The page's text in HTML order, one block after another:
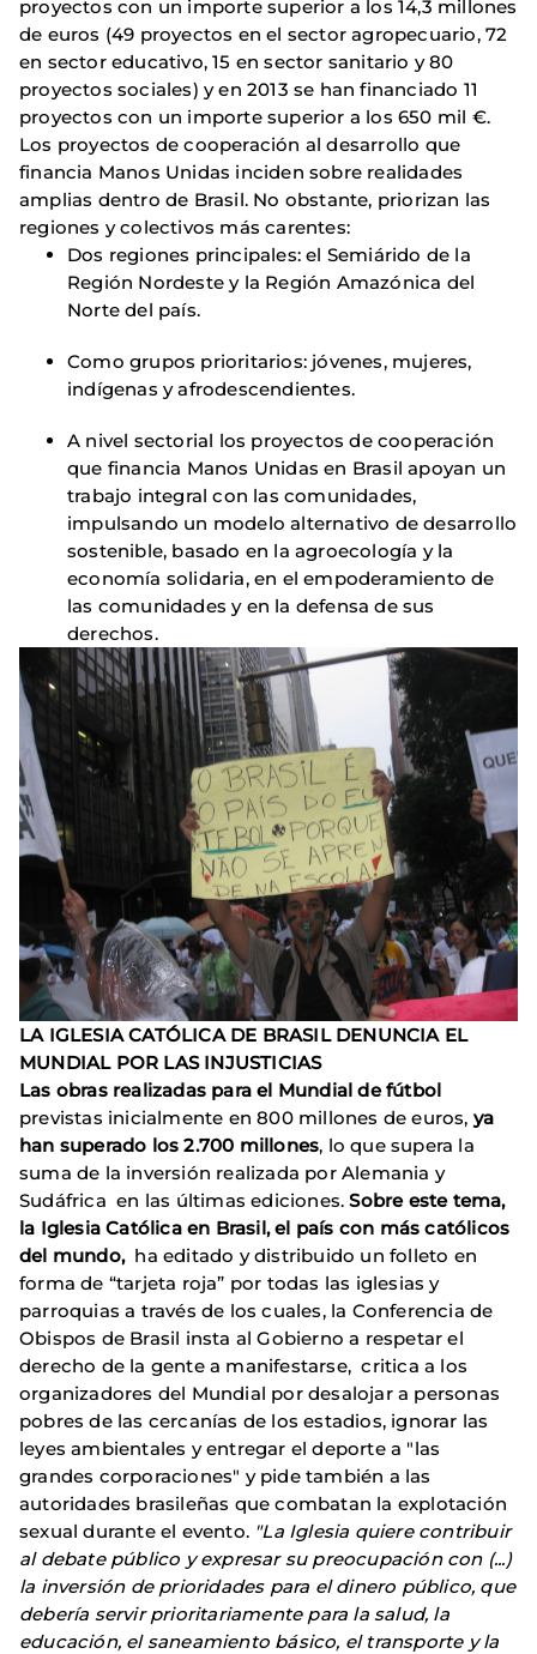
proyectos con un importe superior a los 14,3 millones
de euros (49 proyectos en el sector agropecuario, 72
en sector educativo, 15 en sector sanitario y 80
proyectos sociales) y en 2013 se han financiado 11
proyectos con un importe superior a los 650 mil €.
Los proyectos de cooperación al desarrollo que
financia Manos Unidas inciden sobre realidades
amplias dentro de Brasil. No obstante, priorizan las
regiones y colectivos más carentes:
Dos regiones principales: el Semiárido de la
Región Nordeste y la Región Amazónica del
Norte del país.
Como grupos prioritarios: jóvenes, mujeres,
indígenas y afrodescendientes.
A nivel sectorial los proyectos de cooperación
que financia Manos Unidas en Brasil apoyan un
trabajo integral con las comunidades,
impulsando un modelo alternativo de desarrollo
sostenible, basado en la agroecología y la
economía solidaria, en el empoderamiento de
las comunidades y en la defensa de sus
derechos.
LA IGLESIA CATÓLICA DE BRASIL DENUNCIA EL
MUNDIAL POR LAS INJUSTICIAS
Las obras realizadas para el Mundial de fútbol
previstas inicialmente en 800 millones de euros, ya
han superado los 2.700 millones, lo que supera la
suma de la inversión realizada por Alemania y
Sudáfrica en las últimas ediciones.Sobre este tema,
la Iglesia Católica en Brasil, el país con más católicos
del mundo, ha editado y distribuido un folleto en
forma de “tarjeta roja” por todas las iglesias y
parroquias a través de los cuales, la Conferencia de
Obispos de Brasil insta al Gobierno a respetar el
derecho de la gente a manifestarse, critica a los
organizadores del Mundial por desalojar a personas
pobres de las cercanías de los estadios, ignorar las
leyes ambientales y entregar el deporte a "las
grandes corporaciones" y pide también a las
autoridades brasileñas que combatan la explotación
sexual durante el evento. "La Iglesia quiere contribuir
al debate público y expresar su preocupación con (...)
la inversión de prioridades para el dinero público, que
debería servir prioritariamente para la salud, la
educación, el saneamiento básico, el transporte y la